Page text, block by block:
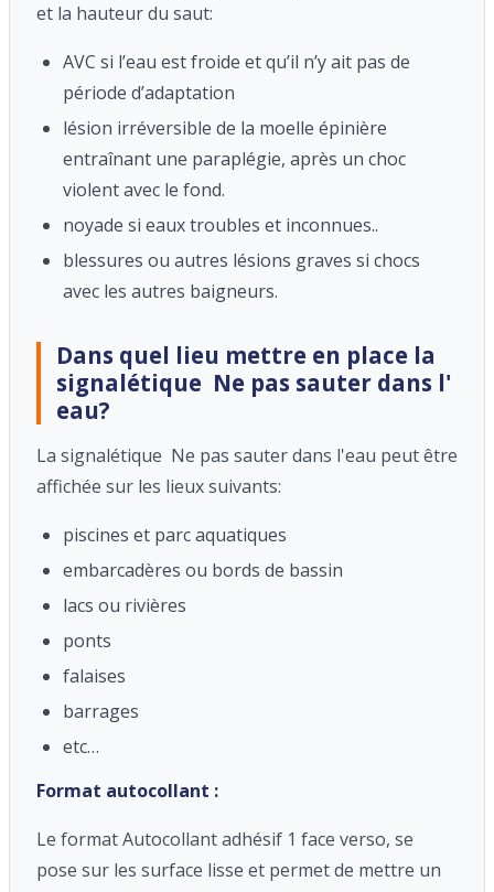
et la hauteur du saut:
AVC si l’eau est froide et qu’il n’y ait pas de
période d’adaptation
lésion irréversible de la moelle épinière
entraînant une paraplégie, après un choc
violent avec le fond.
noyade si eaux troubles et inconnues..
blessures ou autres lésions graves si chocs
avec les autres baigneurs.
Dans quel lieu mettre en place la
signalétique Ne pas sauter dans l'
eau?
La signalétique Ne pas sauter dans l'eau peut être
affichée sur les lieux suivants:
piscines et parc aquatiques
embarcadères ou bords de bassin
lacs ou rivières
ponts
falaises
barrages
etc…
Format autocollant :
Le format Autocollant adhésif 1 face verso, se
pose sur les surface lisse et permet de mettre un